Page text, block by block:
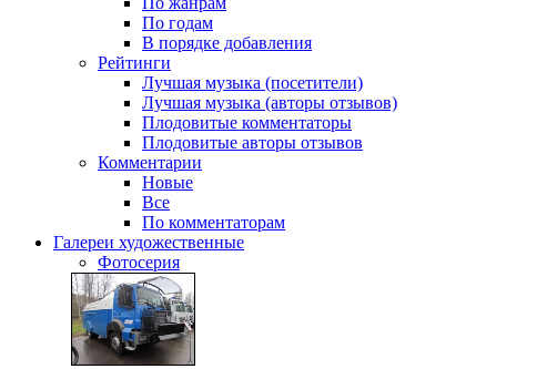
По годам
В порядке добавления
Рейтинги
Лучшая музыка (посетители)
Лучшая музыка (авторы отзывов)
Плодовитые комментаторы
Плодовитые авторы отзывов
Комментарии
Новые
Все
По комментаторам
Галереи художественные
Фотосерия